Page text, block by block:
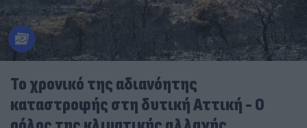
Το χρονικό της αδιανόητης
καταστροφής στη δυτική Αττική - Ο